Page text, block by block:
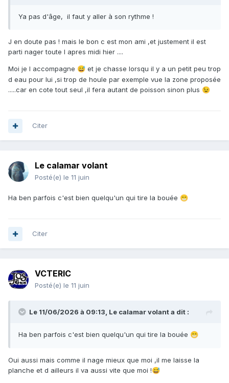
Ya pas d'âge, il faut y aller à son rythme !
J en doute pas ! mais le bon c est mon ami ,et justement il est
parti nager toute l apres midi hier ....
Moi je l accompagne 😅 et je chasse lorsqu il y a un petit peu trop
d eau pour lui ,si trop de houle par exemple vue la zone proposée
.....car en cote tout seul ,il fera autant de poisson sinon plus 😉
Citer
Le calamar volant
Posté(e) le 11 juin
Ha ben parfois c'est bien quelqu'un qui tire la bouée 😁
Citer
VCTERIC
Posté(e) le 11 juin
Le 11/06/2026 à 09:13, Le calamar volanta dit :
Ha ben parfois c'est bien quelqu'un qui tire la bouée 😁
Oui aussi mais comme il nage mieux que moi ,il me laisse la
planche et d ailleurs il va aussi vite que moi !😅